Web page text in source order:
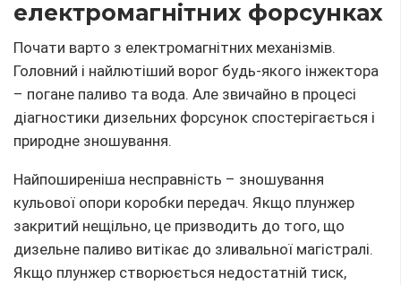
електромагнітних форсунках
Почати варто з електромагнітних механізмів.
Головний і найлютіший ворог будь-якого інжектора
– погане паливо та вода. Але звичайно в процесі
діагностики дизельних форсунок спостерігається і
природне зношування.
Найпоширеніша несправність – зношування
кульової опори коробки передач. Якщо плунжер
закритий нещільно, це призводить до того, що
дизельне паливо витікає до зливальної магістралі.
Якщо плунжер створюється недостатній тиск,